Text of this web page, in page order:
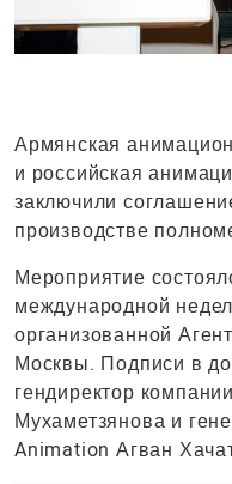
Армянская
и российская
заключили
производстве
Мероприятие
международной
организованной
Москвы. Подписи в
гендиректор
Мухаметзянова и
Animation Агван